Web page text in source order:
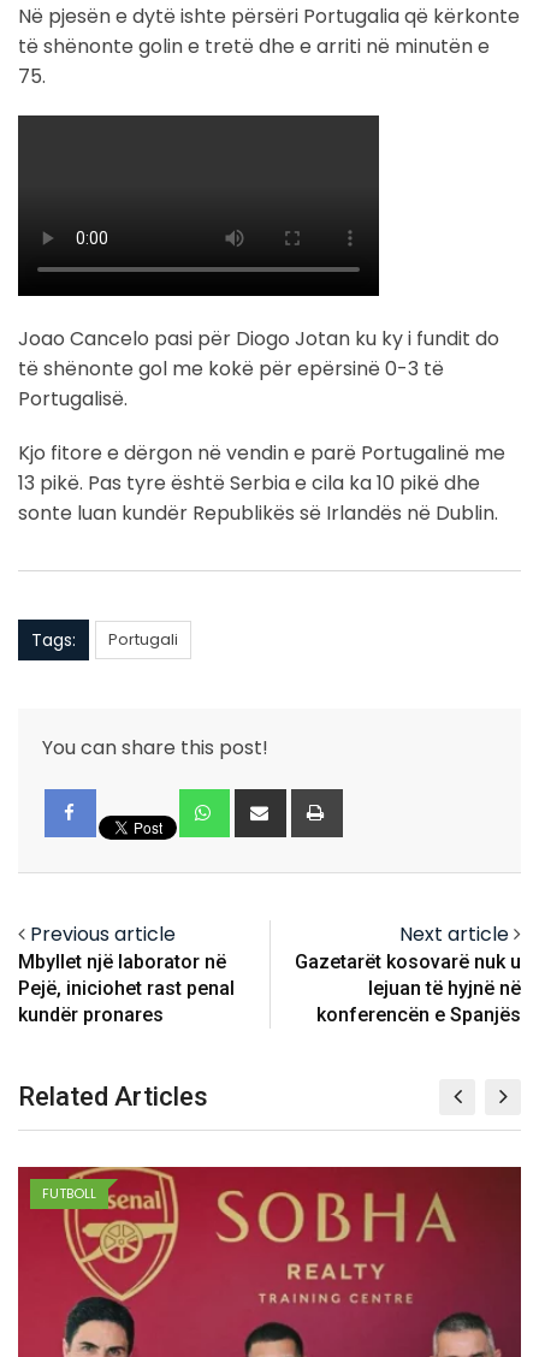
Në pjesën e dytë ishte përsëri Portugalia që kërkonte
të shënonte golin e tretë dhe e arriti në minutën e
75.
Joao Cancelo pasi për Diogo Jotan ku ky i fundit do
të shënonte gol me kokë për epërsinë 0-3 të
Portugalisë.
Kjo fitore e dërgon në vendin e parë Portugalinë me
13 pikë. Pas tyre është Serbia e cila ka 10 pikë dhe
sonte luan kundër Republikës së Irlandës në Dublin.
Tags: Portugali
You can share this post!
Whatsapp
Share
via
Previous article
Mbyllet një laborator në
Pejë, iniciohet rast penal
kundër pronares
Next article
Gazetarët kosovarë nuk u
lejuan të hyjnë në
konferencën e Spanjës
Related Articles
FUTBOLL